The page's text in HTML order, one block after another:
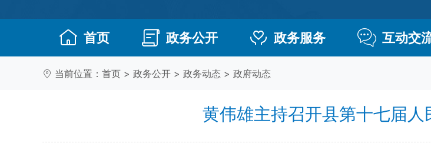
首页 政务公开 政务服务 互动交
当前位置： 首页 > 政务公开 > 政务动态 > 政府动态
黄伟雄主持召开县第十七届